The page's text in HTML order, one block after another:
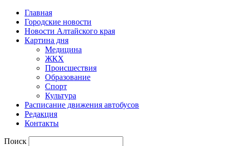
Главная
Городские новости
Новости Алтайского края
Картина дня
Медицина
ЖКХ
Происшествия
Образование
Спорт
Культура
Расписание движения автобусов
Редакция
Контакты
Поиск